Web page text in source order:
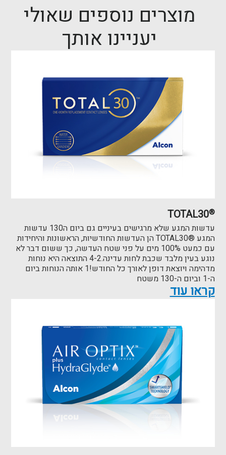
מוצרים נוספים שאולי
יעניינו אותך
TOTAL30®
עדשות המגע שלא מרגישים בעיניים גם ביום ה130 עדשות
המגע ®TOTAL30 הן העדשות החודשיות, הראשונות והיחידות
עם כמעט 100% מים על פני שטח העדשה, כך ששום דבר לא
נוגע בעין מלבד שכבת לחות עדינה.4-2 התוצאה היא נוחות
מדהימה ויוצאת דופן לאורך כל החודש!1 אותה הנוחות ביום
ה-1 וביום ה-130 משטח
קראו עוד